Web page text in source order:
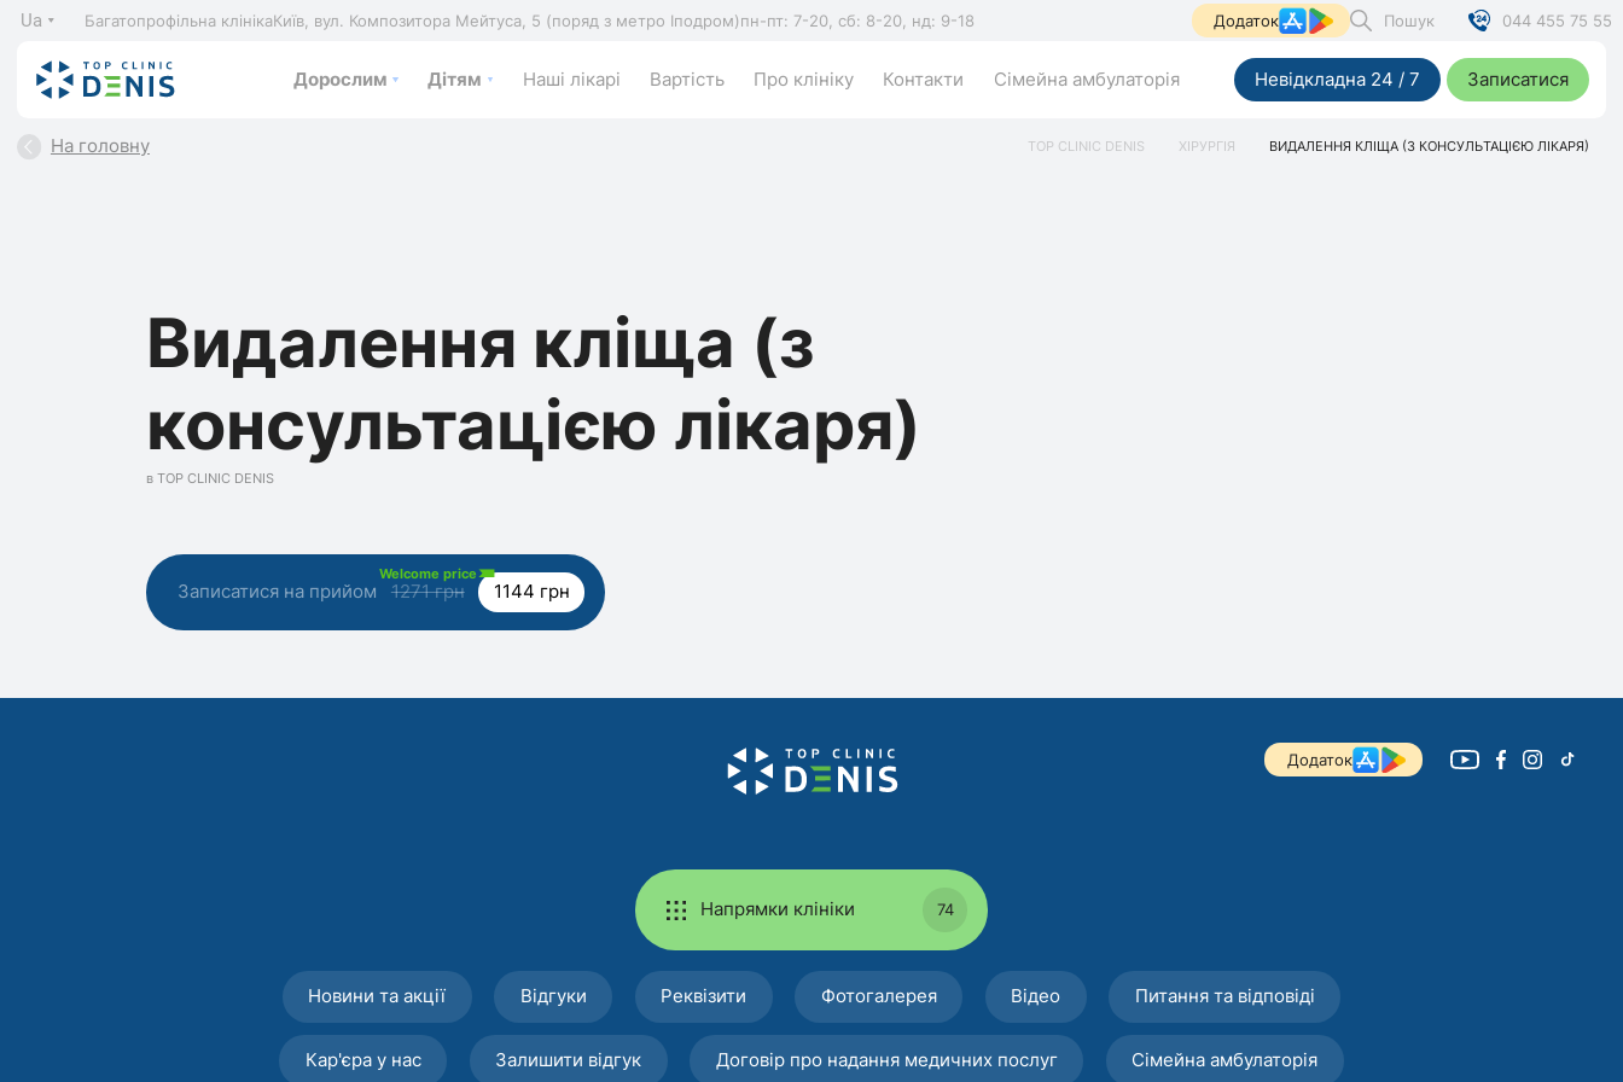
Ua Багатопрофільна клінікаКиїв, вул. Композитора Мейтуса, 5 (поряд з метро Іподром)пн-пт: 7-20, сб: 8-20, нд: 9-18 Додаток Пошук 044 455 75 55
Дорослим Дітям Наші лікарі Вартість Про клініку Контакти Сімейна амбулаторія Невідкладна 24 / 7 Записатися
На головну TOP CLINIC DENIS ХІРУРГІЯ ВИДАЛЕННЯ КЛІЩА (З КОНСУЛЬТАЦІЄЮ ЛІКАРЯ)
Видалення кліща (з
консультацією лікаря)
в TOP CLINIC DENIS
Записатися на прийом
Welcome price
1271 грн 1144 грн
Додаток
Напрямки клініки 74
Новини та акції Відгуки Реквізити Фотогалерея Відео Питання та відповіді
Кар'єра у нас Залишити відгук Договір про надання медичних послуг Сімейна амбулаторія